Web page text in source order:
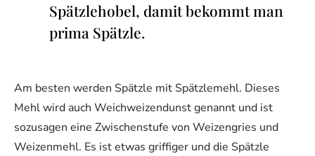
Spätzlehobel, damit bekommt man
prima Spätzle.
Am besten werden Spätzle mit Spätzlemehl. Dieses
Mehl wird auch Weichweizendunst genannt und ist
sozusagen eine Zwischenstufe von Weizengries und
Weizenmehl. Es ist etwas griffiger und die Spätzle